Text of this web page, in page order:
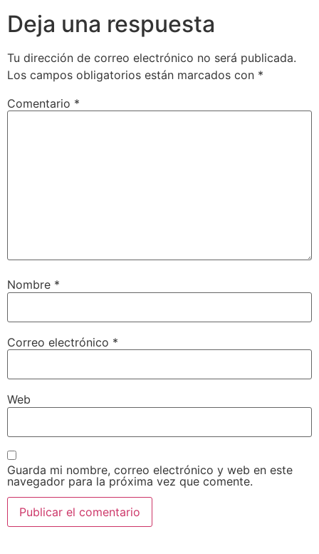
Deja una respuesta
Tu dirección de correo electrónico no será publicada.
Los campos obligatorios están marcados con *
Comentario *
Nombre *
Correo electrónico *
Web
Guarda mi nombre, correo electrónico y web en este
navegador para la próxima vez que comente.